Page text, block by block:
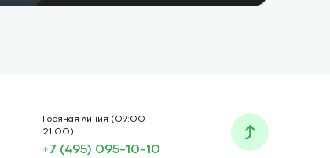
Горячая линия (09:00 -
21:00)
+7 (495) 095-10-10